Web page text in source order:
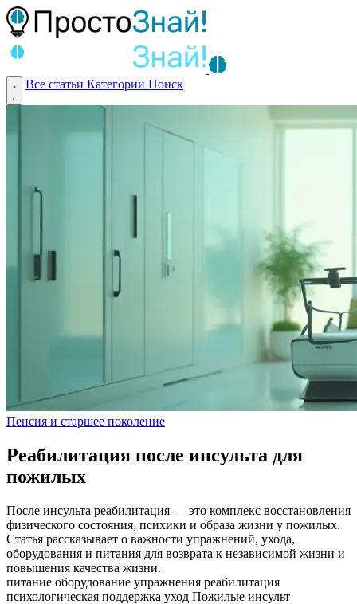
Все статьи Категории Поиск
Пенсия и старшее поколение
Реабилитация после инсульта для
пожилых
После инсульта реабилитация — это комплекс восстановления
физического состояния, психики и образа жизни у пожилых.
Статья рассказывает о важности упражнений, ухода,
оборудования и питания для возврата к независимой жизни и
повышения качества жизни.
питание оборудование упражнения реабилитация
психологическая поддержка уход Пожилые инсульт